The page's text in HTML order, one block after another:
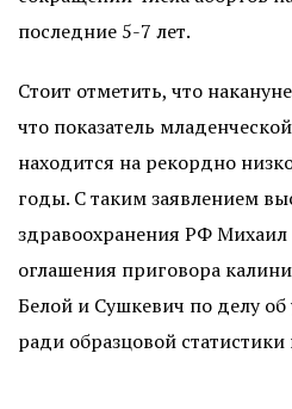
последние 5-7 лет.
Стоит отметить, что
что показатель
находится на рекордно
годы. С таким заявлением
здравоохранения РФ
оглашения приговора
Белой и Сушкевич по делу
ради образцовой